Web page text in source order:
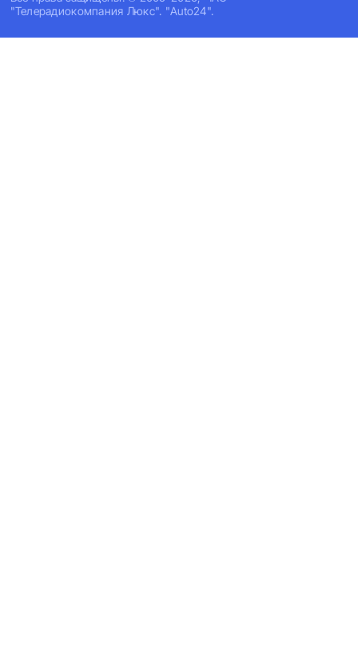
"Телерадиокомпания Люкс". "Auto24".